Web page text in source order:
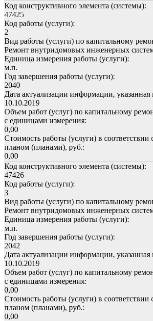
Код конструктивного элемента (системы):
47425
Код работы (услуги):
2
Вид работы (услуги) по капитальному
Ремонт внутридомовых инженерных
Единица измерения работы (услуги):
м.п.
Год завершения работы (услуги):
2040
Дата актуализации информации, указанная
10.10.2019
Объем работ (услуг) по капитальному
с единицами измерения:
0,00
Стоимость работы (услуги) в
планом (планами), руб.:
0,00
Код конструктивного элемента (системы):
47426
Код работы (услуги):
3
Вид работы (услуги) по капитальному
Ремонт внутридомовых инженерных
Единица измерения работы (услуги):
м.п.
Год завершения работы (услуги):
2042
Дата актуализации информации, указанная
10.10.2019
Объем работ (услуг) по капитальному
с единицами измерения:
0,00
Стоимость работы (услуги) в
планом (планами), руб.:
0,00